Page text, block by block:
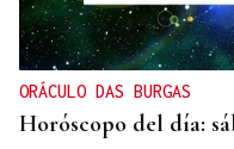
ORÁCULO DAS BURGAS
Horóscopo del día: